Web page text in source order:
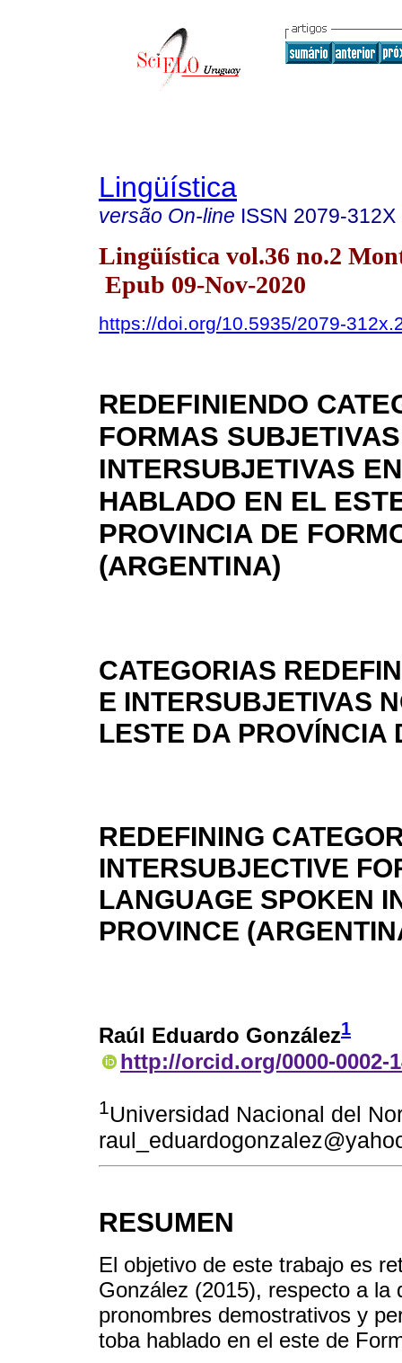
Lingüística
versão On-line ISSN 2079-312X
Lingüística vol.36 no.2
Epub 09-Nov-2020
https://doi.org/10.5935/2079-
REDEFINIENDO
FORMAS
INTERSUBJETIVAS
HABLADO EN EL
PROVINCIA DE
(ARGENTINA)
CATEGORIAS
E INTERSUBJETIVAS
LESTE DA PROVÍNCIA
REDEFINING
INTERSUBJECTIVE
LANGUAGE SPOKEN
PROVINCE
Raúl Eduardo González1
http://orcid.org/0000-0002-
1 Universidad Nacional del
RESUMEN
El objetivo de este trabajo es
González (2015), respecto a la
pronombres demostrativos y
toba hablado en el este de